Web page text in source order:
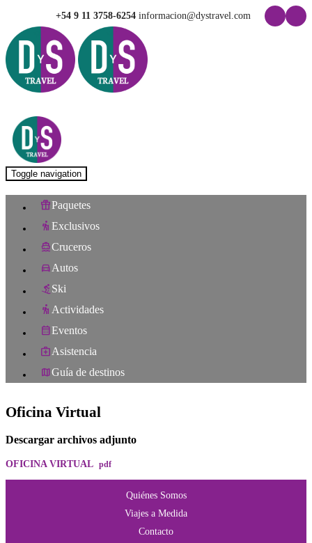
+54 9 11 3758-6254 informacion@dystravel.com
Toggle navigation
Paquetes
Exclusivos
Cruceros
Autos
Ski
Actividades
Eventos
Asistencia
Guía de destinos
Oficina Virtual
Descargar archivos adjunto
OFICINA VIRTUAL pdf
Quiénes Somos
Viajes a Medida
Contacto